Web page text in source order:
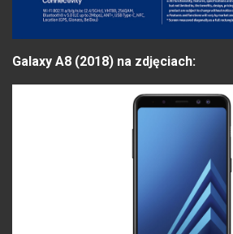
Galaxy A8 (2018) na zdjęciach: